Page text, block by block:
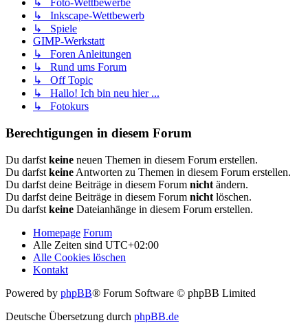
↳ Foto-Wettbewerbe
↳ Inkscape-Wettbewerb
↳ Spiele
GIMP-Werkstatt
↳ Foren Anleitungen
↳ Rund ums Forum
↳ Off Topic
↳ Hallo! Ich bin neu hier ...
↳ Fotokurs
Berechtigungen in diesem Forum
Du darfst keine neuen Themen in diesem Forum erstellen.
Du darfst keine Antworten zu Themen in diesem Forum erstellen.
Du darfst deine Beiträge in diesem Forum nicht ändern.
Du darfst deine Beiträge in diesem Forum nicht löschen.
Du darfst keine Dateianhänge in diesem Forum erstellen.
Homepage Forum
Alle Zeiten sind UTC+02:00
Alle Cookies löschen
Kontakt
Powered by phpBB® Forum Software © phpBB Limited
Deutsche Übersetzung durch phpBB.de